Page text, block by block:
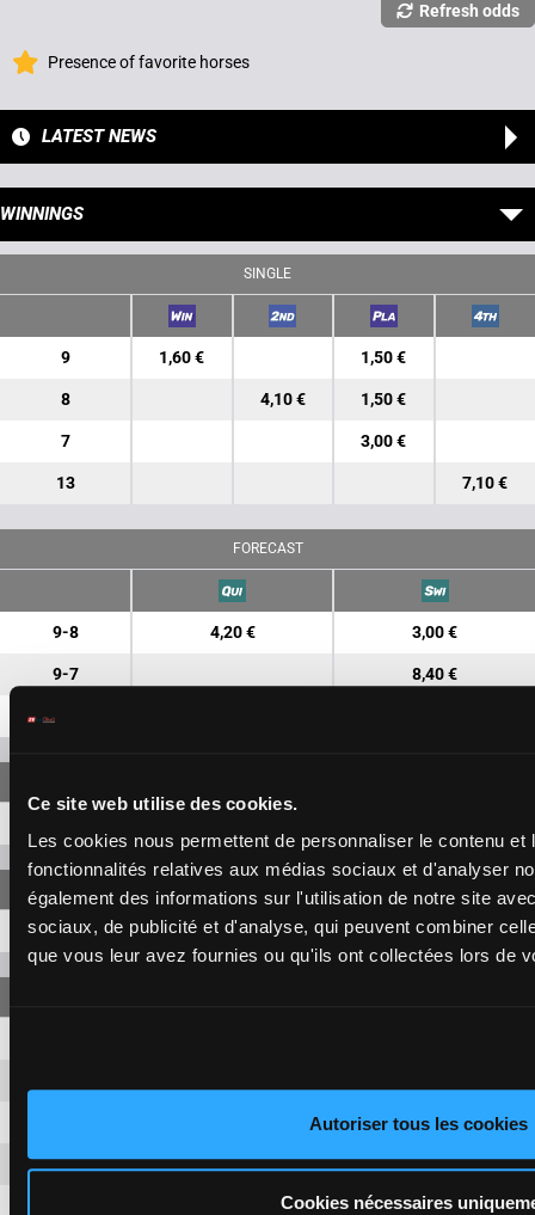
Ce site web utilise des cookies.
Les cookies nous permettent de personnaliser le contenu
fonctionnalités relatives aux médias sociaux et d'analyser
également des informations sur l'utilisation de notre site
sociaux, de publicité et d'analyse, qui peuvent combiner
que vous leur avez fournies ou qu'ils ont collectées lors de
Autoriser tous les cookies
Cookies nécessaires
Refresh odds
Presence of favorite horses
LATEST NEWS
WINNINGS
SINGLE
9 1,60 € 1,50 €
8 4,10 € 1,50 €
7 3,00 €
13 7,10 €
FORECAST
9-8 4,20 € 3,00 €
9-7 8,40 €
8-7
9-8-7 58,00 €
2,40 €
8-7 2,40 €
2,40 €